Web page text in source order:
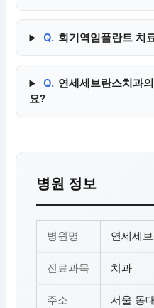
Q. 회기역임플란트 치
Q. 연세세브란스치과
요?
병원 정보
병원명 연세세
진료과목 치과
주소 서울 동